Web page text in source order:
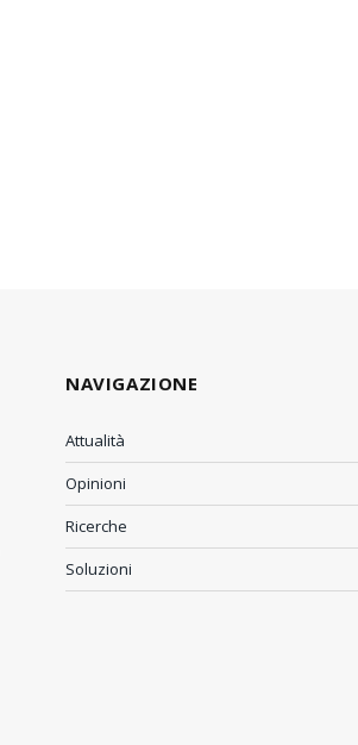
NAVIGAZIONE
Attualità
Opinioni
Ricerche
Soluzioni